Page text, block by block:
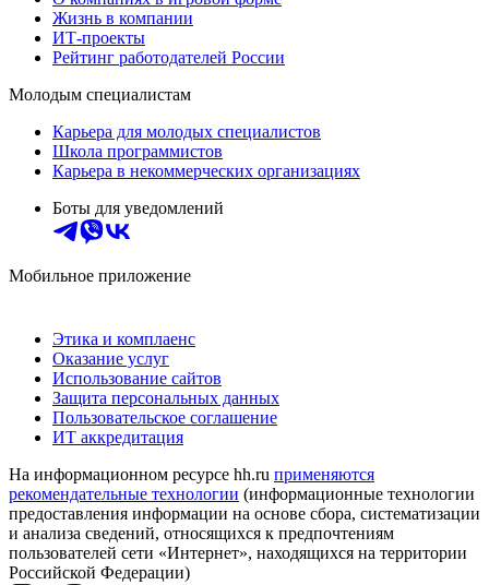
Жизнь в компании
ИТ-проекты
Рейтинг работодателей России
Молодым специалистам
Карьера для молодых специалистов
Школа программистов
Карьера в некоммерческих организациях
Боты для уведомлений
Мобильное приложение
Этика и комплаенс
Оказание услуг
Использование сайтов
Защита персональных данных
Пользовательское соглашение
ИТ аккредитация
На информационном ресурсе hh.ru применяются
рекомендательные технологии (информационные технологии
предоставления информации на основе сбора, систематизации
и анализа сведений, относящихся к предпочтениям
пользователей сети «Интернет», находящихся на территории
Российской Федерации)